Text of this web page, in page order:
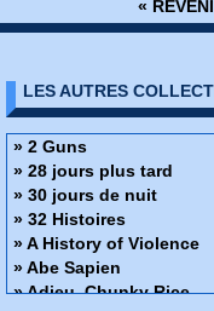
«
LES AUTRES
» 2 Guns
» 28 jours plus tard
» 30 jours de nuit
» 32 Histoires
» A History of Violence
» Abe Sapien
» Adieu, Chunky Rice